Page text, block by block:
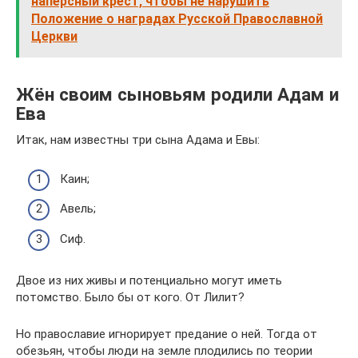
Положение о наградах Русской Православной
Церкви
Жён своим сыновьям родили Адам и
Ева
Итак, нам известны три сына Адама и Евы:
Каин;
Авель;
Сиф.
Двое из них живы и потенциально могут иметь
потомство. Было бы от кого. От Лилит?
Но православие игнорирует предание о ней. Тогда от
обезьян, чтобы люди на земле плодились по теории